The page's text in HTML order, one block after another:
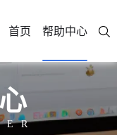
首页 帮助中心